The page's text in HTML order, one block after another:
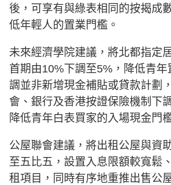
後，可享有與綠表相同的按揭成
低年輕人的置業門檻。
未來經濟學院建議，將北都指定
首期由10%下調至5%，降低青
調並非新增現金補貼或貸款計劃
會、銀行及香港按證保險機制下
降低青年白表買家的入場現金門
公屋聯會建議，將出租公屋與資
至五比五，設置入息限額較寬鬆
租項目，同時有序地重推出售公